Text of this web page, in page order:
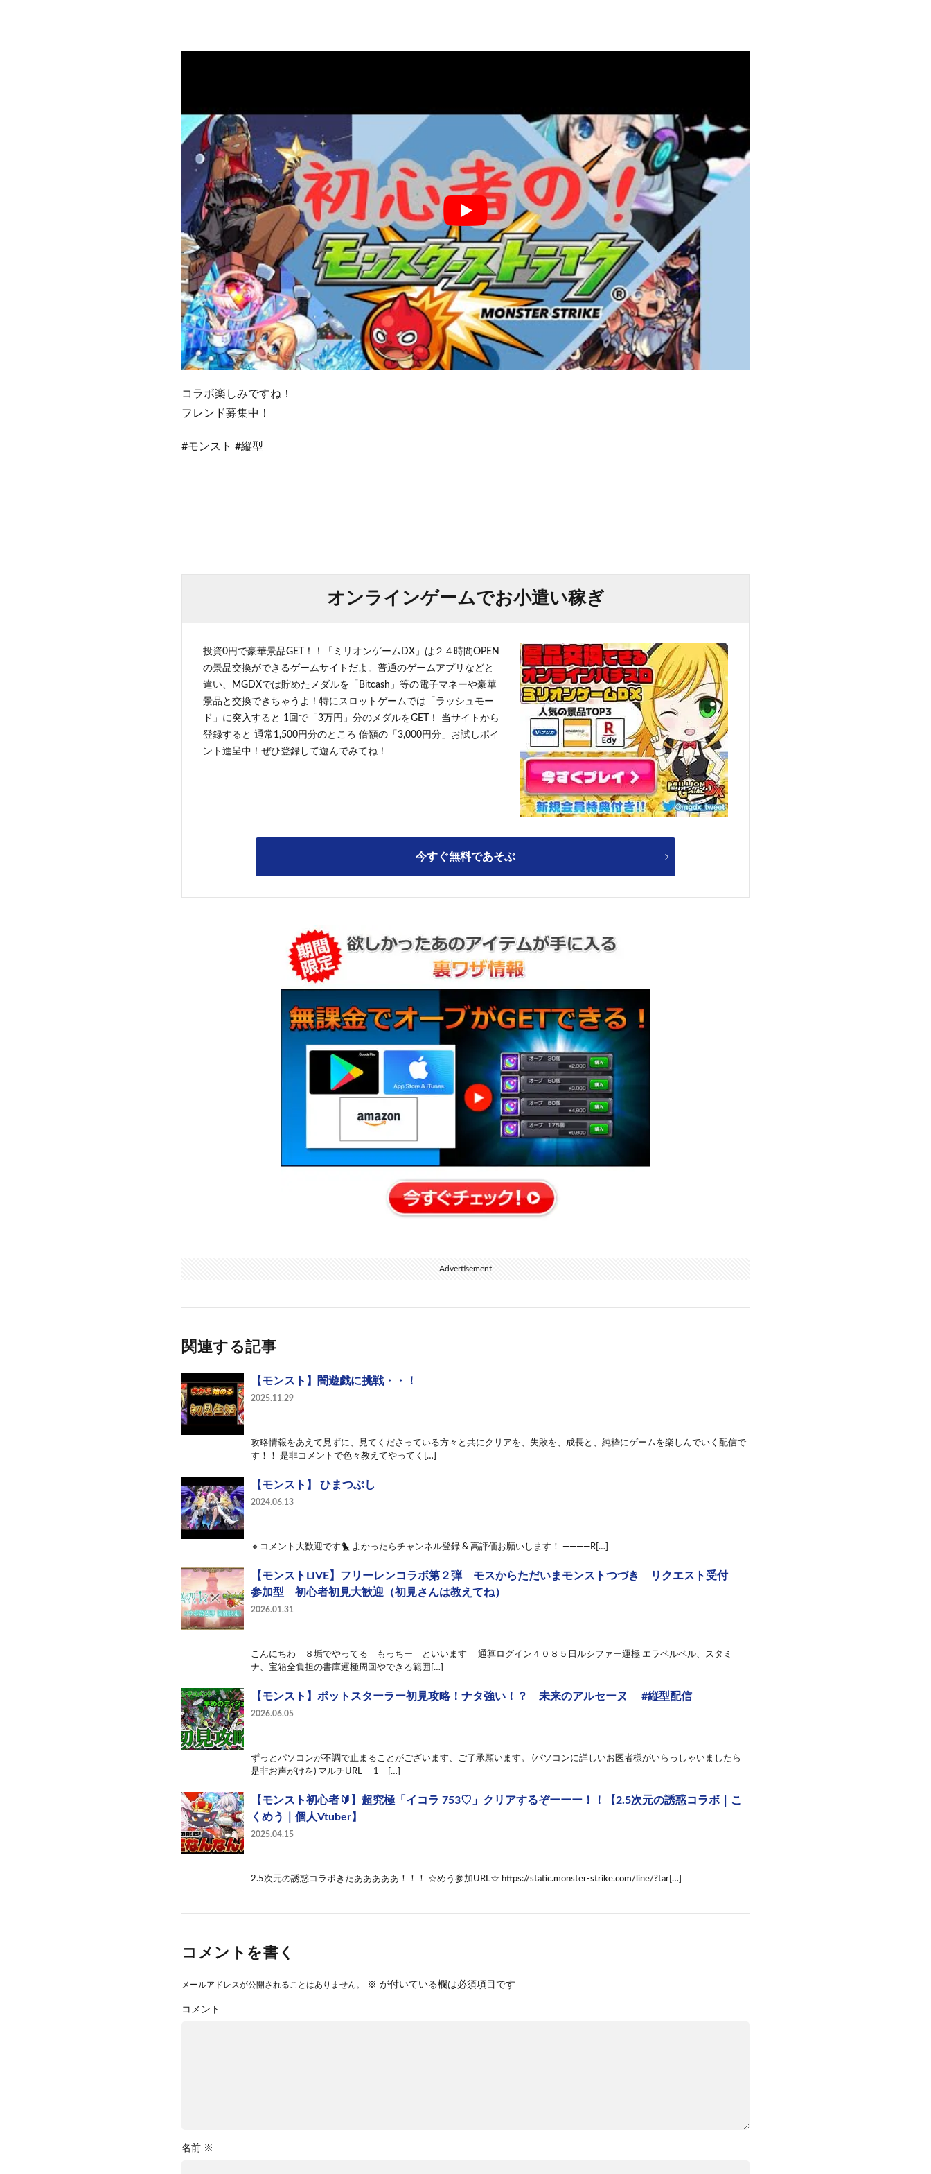
コラボ楽しみですね！
フレンド募集中！
#モンスト #縦型
オンラインゲームでお小遣い稼ぎ
投資0円で豪華景品GET！！「ミリオンゲームDX」は２４時間OPEN
の景品交換ができるゲームサイトだよ。普通のゲームアプリなどと
違い、MGDXでは貯めたメダルを「Bitcash」等の電子マネーや豪華
景品と交換できちゃうよ！特にスロットゲームでは「ラッシュモー
ド」に突入すると 1回で「3万円」分のメダルをGET！ 当サイトから
登録すると 通常1,500円分のところ 倍額の「3,000円分」お試しポイ
ント進呈中！ぜひ登録して遊んでみてね！
今すぐ無料であそぶ
Advertisement
関連する記事
【モンスト】闇遊戯に挑戦・・！
2025.11.29
攻略情報をあえて見ずに、見てくださっている方々と共にクリアを、失敗を、成長と、純粋にゲームを楽しんでいく配信で
す！！ 是非コメントで色々教えてやってく[…]
【モンスト】 ひまつぶし
2024.06.13
🔸コメント大歓迎です🐤 よかったらチャンネル登録 & 高評価お願いします！ ————R[…]
【モンストLIVE】フリーレンコラボ第２弾 モスからただいまモンストつづき リクエスト受付
参加型 初心者初見大歓迎（初見さんは教えてね）
2026.01.31
こんにちわ ８垢でやってる もっちー といいます 通算ログイン４０８５日ルシファー運極 エラベルベル、スタミ
ナ、宝箱全負担の書庫運極周回やできる範囲[…]
【モンスト】ポットスターラー初見攻略！ナタ強い！？ 未来のアルセーヌ #縦型配信
2026.06.05
ずっとパソコンが不調で止まることがございます、ご了承願います。 (パソコンに詳しいお医者様がいらっしゃいましたら
是非お声がけを) マルチURL 1 […]
【モンスト初心者🔰】超究極「イコラ 753♡」クリアするぞーーー！！【2.5次元の誘惑コラボ｜こ
くめう｜個人Vtuber】
2025.04.15
2.5次元の誘惑コラボきたあああああ！！！ ☆めう参加URL☆ https://static.monster-strike.com/line/?tar[…]
コメントを書く
メールアドレスが公開されることはありません。 ※ が付いている欄は必須項目です
コメント
名前 ※